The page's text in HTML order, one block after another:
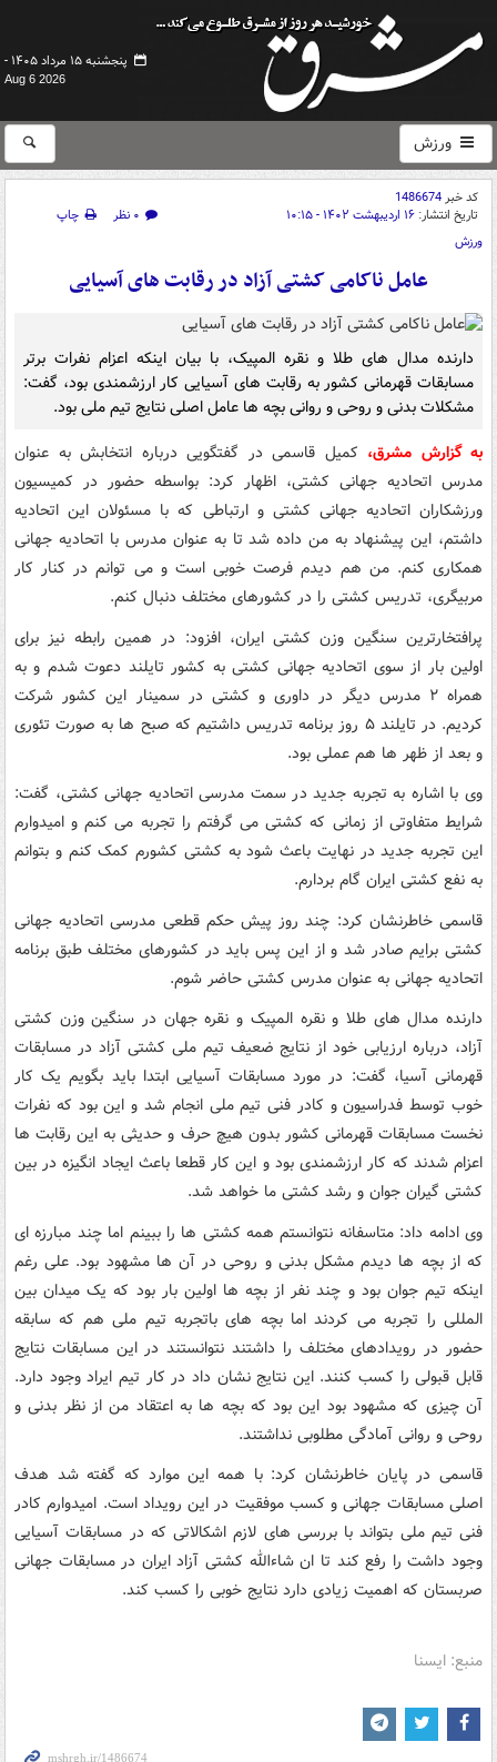
پنجشنبه ۱۵ مرداد ۱۴۰۵ -
Aug 6 2026
ورزش
کد خبر1486674
تاریخ انتشار: ۱۶ اردیبهشت ۱۴۰۲ - ۱۰:۱۵ ۰ نظر
چاپ
ورزش
عامل ناکامی کشتی آزاد در رقابت های آسیایی
دارنده مدال های طلا و نقره المپیک، با بیان اینکه اعزام نفرات برتر
مسابقات قهرمانی کشور به رقابت های آسیایی کار ارزشمندی بود، گفت:
مشکلات بدنی و روحی و روانی بچه ها عامل اصلی نتایج تیم ملی بود.
به گزارش مشرق، کمیل قاسمی در گفتگویی درباره انتخابش به عنوان
مدرس اتحادیه جهانی کشتی، اظهار کرد: بواسطه حضور در کمیسیون
ورزشکاران اتحادیه جهانی کشتی و ارتباطی که با مسئولان این اتحادیه
داشتم، این پیشنهاد به من داده شد تا به عنوان مدرس با اتحادیه جهانی
همکاری کنم. من هم دیدم فرصت خوبی است و می توانم در کنار کار
مربیگری، تدریس کشتی را در کشورهای مختلف دنبال کنم.
پرافتخارترین سنگین وزن کشتی ایران، افزود: در همین رابطه نیز برای
اولین بار از سوی اتحادیه جهانی کشتی به کشور تایلند دعوت شدم و به
همراه ۲ مدرس دیگر در داوری و کشتی در سمینار این کشور شرکت
کردیم. در تایلند ۵ روز برنامه تدریس داشتیم که صبح ها به صورت تئوری
و بعد از ظهر ها هم عملی بود.
وی با اشاره به تجربه جدید در سمت مدرسی اتحادیه جهانی کشتی، گفت:
شرایط متفاوتی از زمانی که کشتی می گرفتم را تجربه می کنم و امیدوارم
این تجربه جدید در نهایت باعث شود به کشتی کشورم کمک کنم و بتوانم
به نفع کشتی ایران گام بردارم.
قاسمی خاطرنشان کرد: چند روز پیش حکم قطعی مدرسی اتحادیه جهانی
کشتی برایم صادر شد و از این پس باید در کشورهای مختلف طبق برنامه
اتحادیه جهانی به عنوان مدرس کشتی حاضر شوم.
دارنده مدال های طلا و نقره المپیک و نقره جهان در سنگین وزن کشتی
آزاد، درباره ارزیابی خود از نتایج ضعیف تیم ملی کشتی آزاد در مسابقات
قهرمانی آسیا، گفت: در مورد مسابقات آسیایی ابتدا باید بگویم یک کار
خوب توسط فدراسیون و کادر فنی تیم ملی انجام شد و این بود که نفرات
نخست مسابقات قهرمانی کشور بدون هیچ حرف و حدیثی به این رقابت ها
اعزام شدند که کار ارزشمندی بود و این کار قطعا باعث ایجاد انگیزه در بین
کشتی گیران جوان و رشد کشتی ما خواهد شد.
وی ادامه داد: متاسفانه نتوانستم همه کشتی ها را ببینم اما چند مبارزه ای
که از بچه ها دیدم مشکل بدنی و روحی در آن ها مشهود بود. علی رغم
اینکه تیم جوان بود و چند نفر از بچه ها اولین بار بود که یک میدان بین
المللی را تجربه می کردند اما بچه های باتجربه تیم ملی هم که سابقه
حضور در رویدادهای مختلف را داشتند نتوانستند در این مسابقات نتایج
قابل قبولی را کسب کنند. این نتایج نشان داد در کار تیم ایراد وجود دارد.
آن چیزی که مشهود بود این بود که بچه ها به اعتقاد من از نظر بدنی و
روحی و روانی آمادگی مطلوبی نداشتند.
قاسمی در پایان خاطرنشان کرد: با همه این موارد که گفته شد هدف
اصلی مسابقات جهانی و کسب موفقیت در این رویداد است. امیدوارم کادر
فنی تیم ملی بتواند با بررسی های لازم اشکالاتی که در مسابقات آسیایی
وجود داشت را رفع کند تا ان شاءالله کشتی آزاد ایران در مسابقات جهانی
صربستان که اهمیت زیادی دارد نتایج خوبی را کسب کند.
منبع: ایسنا